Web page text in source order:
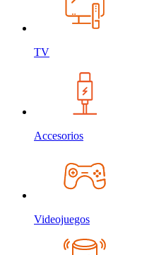
TV
Accesorios
Videojuegos